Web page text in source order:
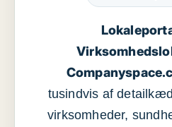
tusindvis af
virksomheder,